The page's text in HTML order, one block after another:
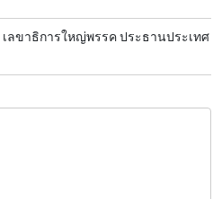
เลขาธิการใหญ่พรรค ประธานประเทศ